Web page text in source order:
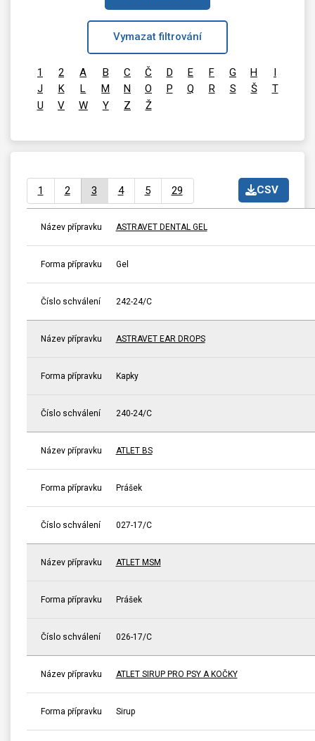
Vymazat filtrování
1 2 A B C Č D E F G H
I
J
K L M N O P Q R S Š
T
U
V W Y Z Ž
CSV
1 2 3 4 5 29
Název přípravku ASTRAVET DENTAL GEL
Forma přípravku Gel
Číslo schválení 242-24/C
Název přípravku ASTRAVET EAR DROPS
Forma přípravku Kapky
Číslo schválení 240-24/C
Název přípravku ATLET BS
Forma přípravku Prášek
Číslo schválení 027-17/C
Název přípravku ATLET MSM
Forma přípravku Prášek
Číslo schválení 026-17/C
Název přípravku ATLET SIRUP PRO PSY A KOČKY
Forma přípravku Sirup